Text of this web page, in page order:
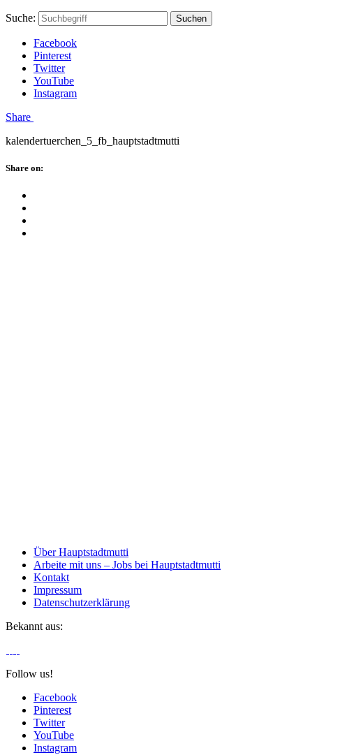
Skip
content
Hauptstadtmutti
Schließen
Search
Schließen
Suche: Suchen
Facebook
Pinterest
Twitter
YouTube
Instagram
Menü
Share
kalendertuerchen_5_fb_hauptstadtmutti
Schließen
Share on:
Über Hauptstadtmutti
Arbeite mit uns – Jobs bei Hauptstadtmutti
Kontakt
Impressum
Datenschutzerklärung
Bekannt aus:
Follow us!
Facebook
Pinterest
Twitter
YouTube
Instagram